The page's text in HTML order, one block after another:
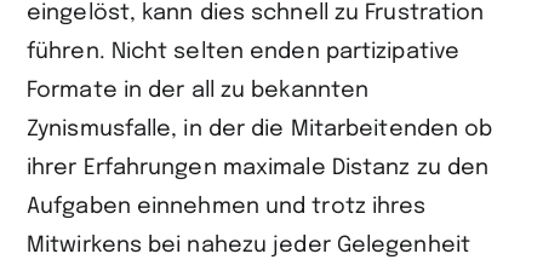
eingelöst, kann dies schnell zu Frustration
führen. Nicht selten enden partizipative
Formate in der all zu bekannten
Zynismusfalle, in der die Mitarbeitenden ob
ihrer Erfahrungen maximale Distanz zu den
Aufgaben einnehmen und trotz ihres
Mitwirkens bei nahezu jeder Gelegenheit